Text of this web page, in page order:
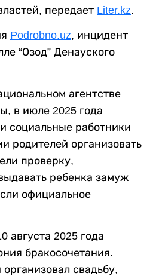
передает Liter.kz.
Podrobno.uz, инцидент
“Озод” Денауского
агентстве
в июле 2025 года
социальные работники
родителей организовать
проверку,
ребенка замуж
официальное
августа 2025 года
бракосочетания.
свадьбу,